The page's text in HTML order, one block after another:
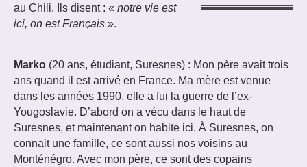
au Chili. Ils disent : « notre vie est
ici, on est Français ».
Marko (20 ans, étudiant, Suresnes) : Mon père avait trois
ans quand il est arrivé en France. Ma mère est venue
dans les années 1990, elle a fui la guerre de l’ex-
Yougoslavie. D’abord on a vécu dans le haut de
Suresnes, et maintenant on habite ici. À Suresnes, on
connait une famille, ce sont aussi nos voisins au
Monténégro. Avec mon père, ce sont des copains